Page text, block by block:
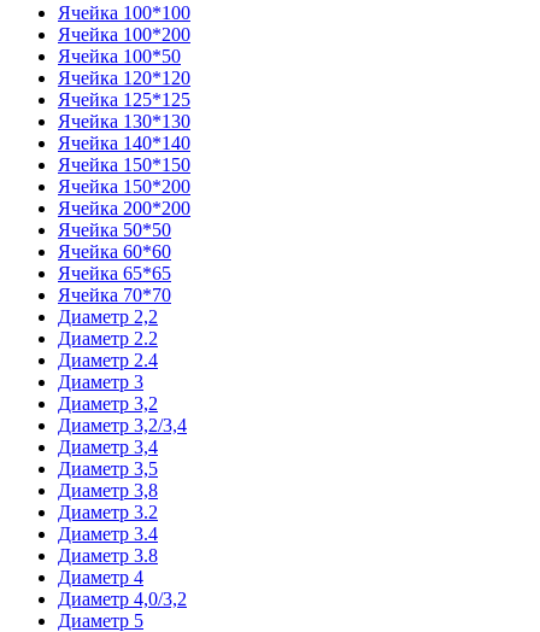
Ячейка 100*100
Ячейка 100*200
Ячейка 100*50
Ячейка 120*120
Ячейка 125*125
Ячейка 130*130
Ячейка 140*140
Ячейка 150*150
Ячейка 150*200
Ячейка 200*200
Ячейка 50*50
Ячейка 60*60
Ячейка 65*65
Ячейка 70*70
Диаметр 2,2
Диаметр 2.2
Диаметр 2.4
Диаметр 3
Диаметр 3,2
Диаметр 3,2/3,4
Диаметр 3,4
Диаметр 3,5
Диаметр 3,8
Диаметр 3.2
Диаметр 3.4
Диаметр 3.8
Диаметр 4
Диаметр 4,0/3,2
Диаметр 5